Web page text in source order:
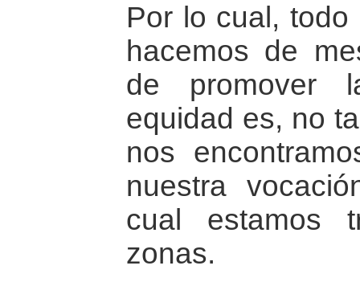
Por lo cual,
hacemos de
de promover
equidad es, no
nos
nuestra
cual estamos
zonas.